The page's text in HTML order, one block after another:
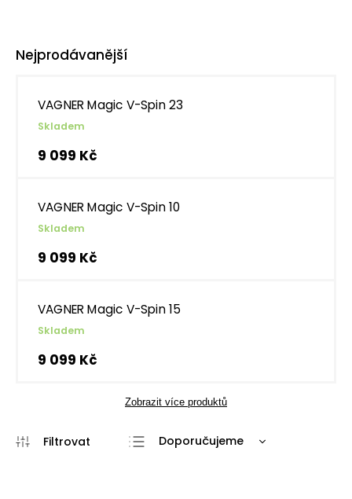
Nejprodávanější
VAGNER Magic V-Spin 23
Skladem
9 099 Kč
VAGNER Magic V-Spin 10
Skladem
9 099 Kč
VAGNER Magic V-Spin 15
Skladem
9 099 Kč
Zobrazit více produktů
Doporučujeme